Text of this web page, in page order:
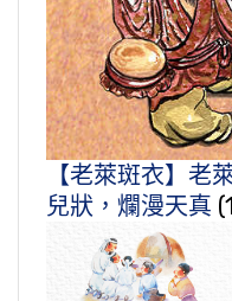
【老萊斑衣】老
兒狀，爛漫天真